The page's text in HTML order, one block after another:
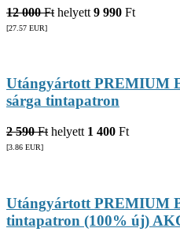
12 000 Ft helyett 9 990 Ft
[27.57 EUR]
Utángyártott PREMIUM
sárga tintapatron
2 590 Ft helyett 1 400 Ft
[3.86 EUR]
Utángyártott PREMIUM
tintapatron (100% új)